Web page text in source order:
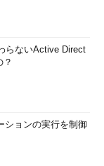
らないActive Direct
ションの実行を制御